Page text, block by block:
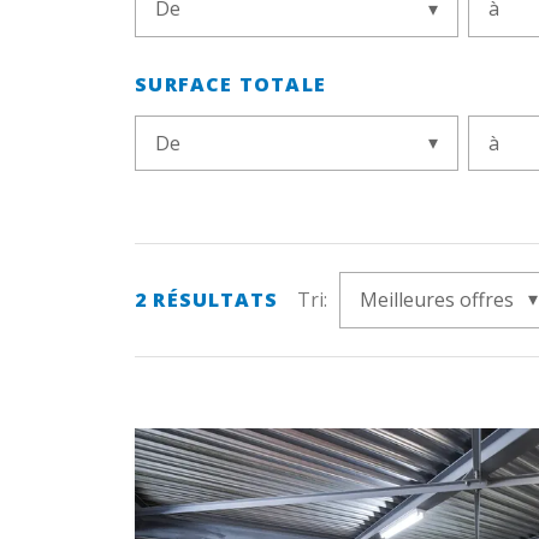
De à
SURFACE TOTALE
De à
2 RÉSULTATS Tri: Meilleures offres